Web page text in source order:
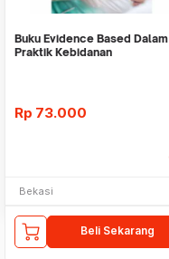
Buku Evidence Based Dalam
Praktik Kebidanan
Rp 73.000
Bekasi
Beli Sekarang